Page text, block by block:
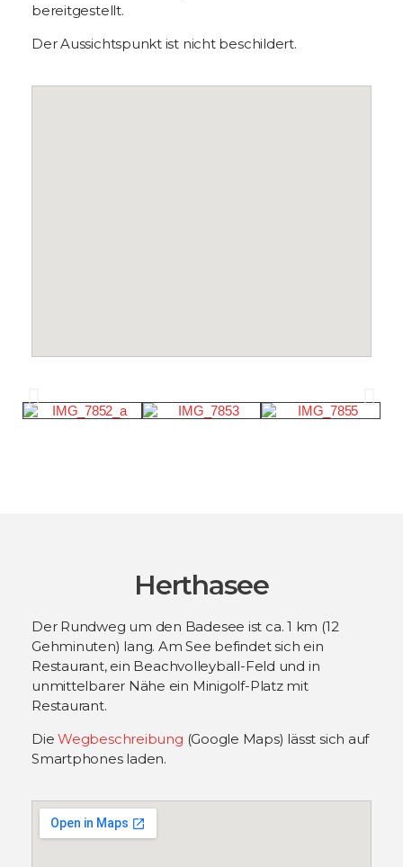
bereitgestellt.
Der Aussichtspunkt ist nicht beschildert.
Herthasee
Der Rundweg um den Badesee ist ca. 1 km (12
Gehminuten) lang. Am See befindet sich ein
Restaurant, ein Beachvolleyball-Feld und in
unmittelbarer Nähe ein Minigolf-Platz mit
Restaurant.
DieWegbeschreibung (Google Maps) lässt sich auf
Smartphones laden.